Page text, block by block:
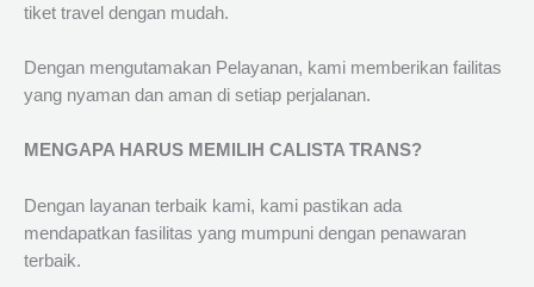
tiket travel dengan mudah.
Dengan mengutamakan Pelayanan, kami memberikan failitas
yang nyaman dan aman di setiap perjalanan.
MENGAPA HARUS MEMILIH CALISTA TRANS?
Dengan layanan terbaik kami, kami pastikan ada
mendapatkan fasilitas yang mumpuni dengan penawaran
terbaik.